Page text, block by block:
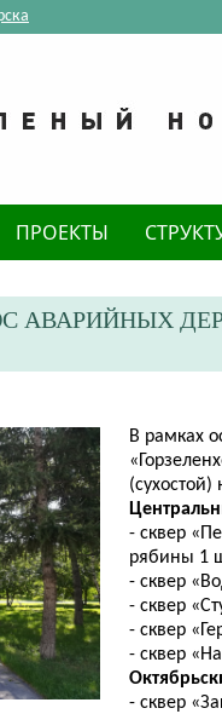
ПРОЕКТЫ
АВАРИЙНЫХ
В рамках
- сквер
рябины 1
- сквер
- сквер
- сквер
- сквер
- сквер